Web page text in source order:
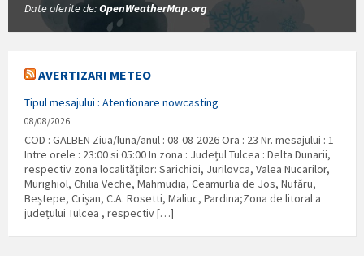
Date oferite de:OpenWeatherMap.org
AVERTIZARI METEO
Tipul mesajului : Atentionare nowcasting
08/08/2026
COD : GALBEN Ziua/luna/anul : 08-08-2026 Ora : 23 Nr. mesajului : 1
Intre orele : 23:00 si 05:00 In zona : Județul Tulcea : Delta Dunarii,
respectiv zona localităților: Sarichioi, Jurilovca, Valea Nucarilor,
Murighiol, Chilia Veche, Mahmudia, Ceamurlia de Jos, Nufăru,
Beștepe, Crișan, C.A. Rosetti, Maliuc, Pardina;Zona de litoral a
județului Tulcea , respectiv […]